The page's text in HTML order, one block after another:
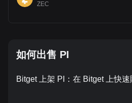
ZEC
如何出售 PI
Bitget 上架 PI：在 Bitget 上快速